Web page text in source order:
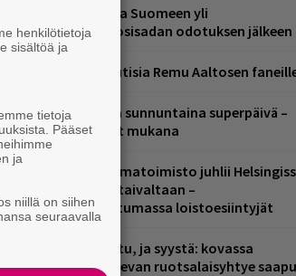
Weezer palaa Suomeen yli
neljännesvuosisadan odotuksen jälkeen
Mainioita uutisia Remu Aaltosen
Tampereella sunnuntaina superpäivä –
nämä artistit mukana
Mainio ohjelmatoimisto juhlii
10-vuotista taivaltaan –
ilmaistapahtumassa loistoesiintyjät
Kent mainittu, ja syystä: kovassa
nosteessa olevan ruotsalaisyhtye
henkilötietoja
sisältöä ja
tietoja
Pääset
ja
niillä on siihen
seuraavalla